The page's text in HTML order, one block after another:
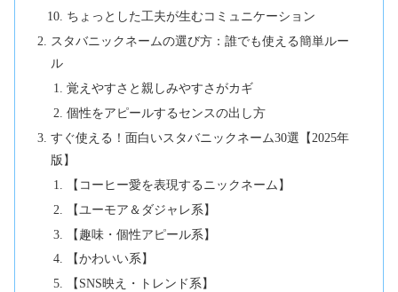
ちょっとした工夫が生むコミュニケーション
スタバニックネームの選び方：誰でも使える簡単ルー
ル
覚えやすさと親しみやすさがカギ
個性をアピールするセンスの出し方
すぐ使える！面白いスタバニックネーム30選【2025年
版】
【コーヒー愛を表現するニックネーム】
【ユーモア＆ダジャレ系】
【趣味・個性アピール系】
【かわいい系】
【SNS映え・トレンド系】